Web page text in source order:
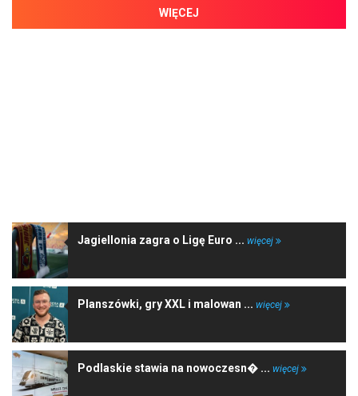
WIĘCEJ
Jagiellonia zagra o Ligę Euro ... więcej
Planszówki, gry XXL i malowan ... więcej
Podlaskie stawia na nowoczesn� ... więcej